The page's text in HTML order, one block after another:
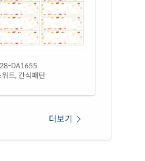
재질 설명
재질 설명
DA1655
위트, 간식패턴
더보기